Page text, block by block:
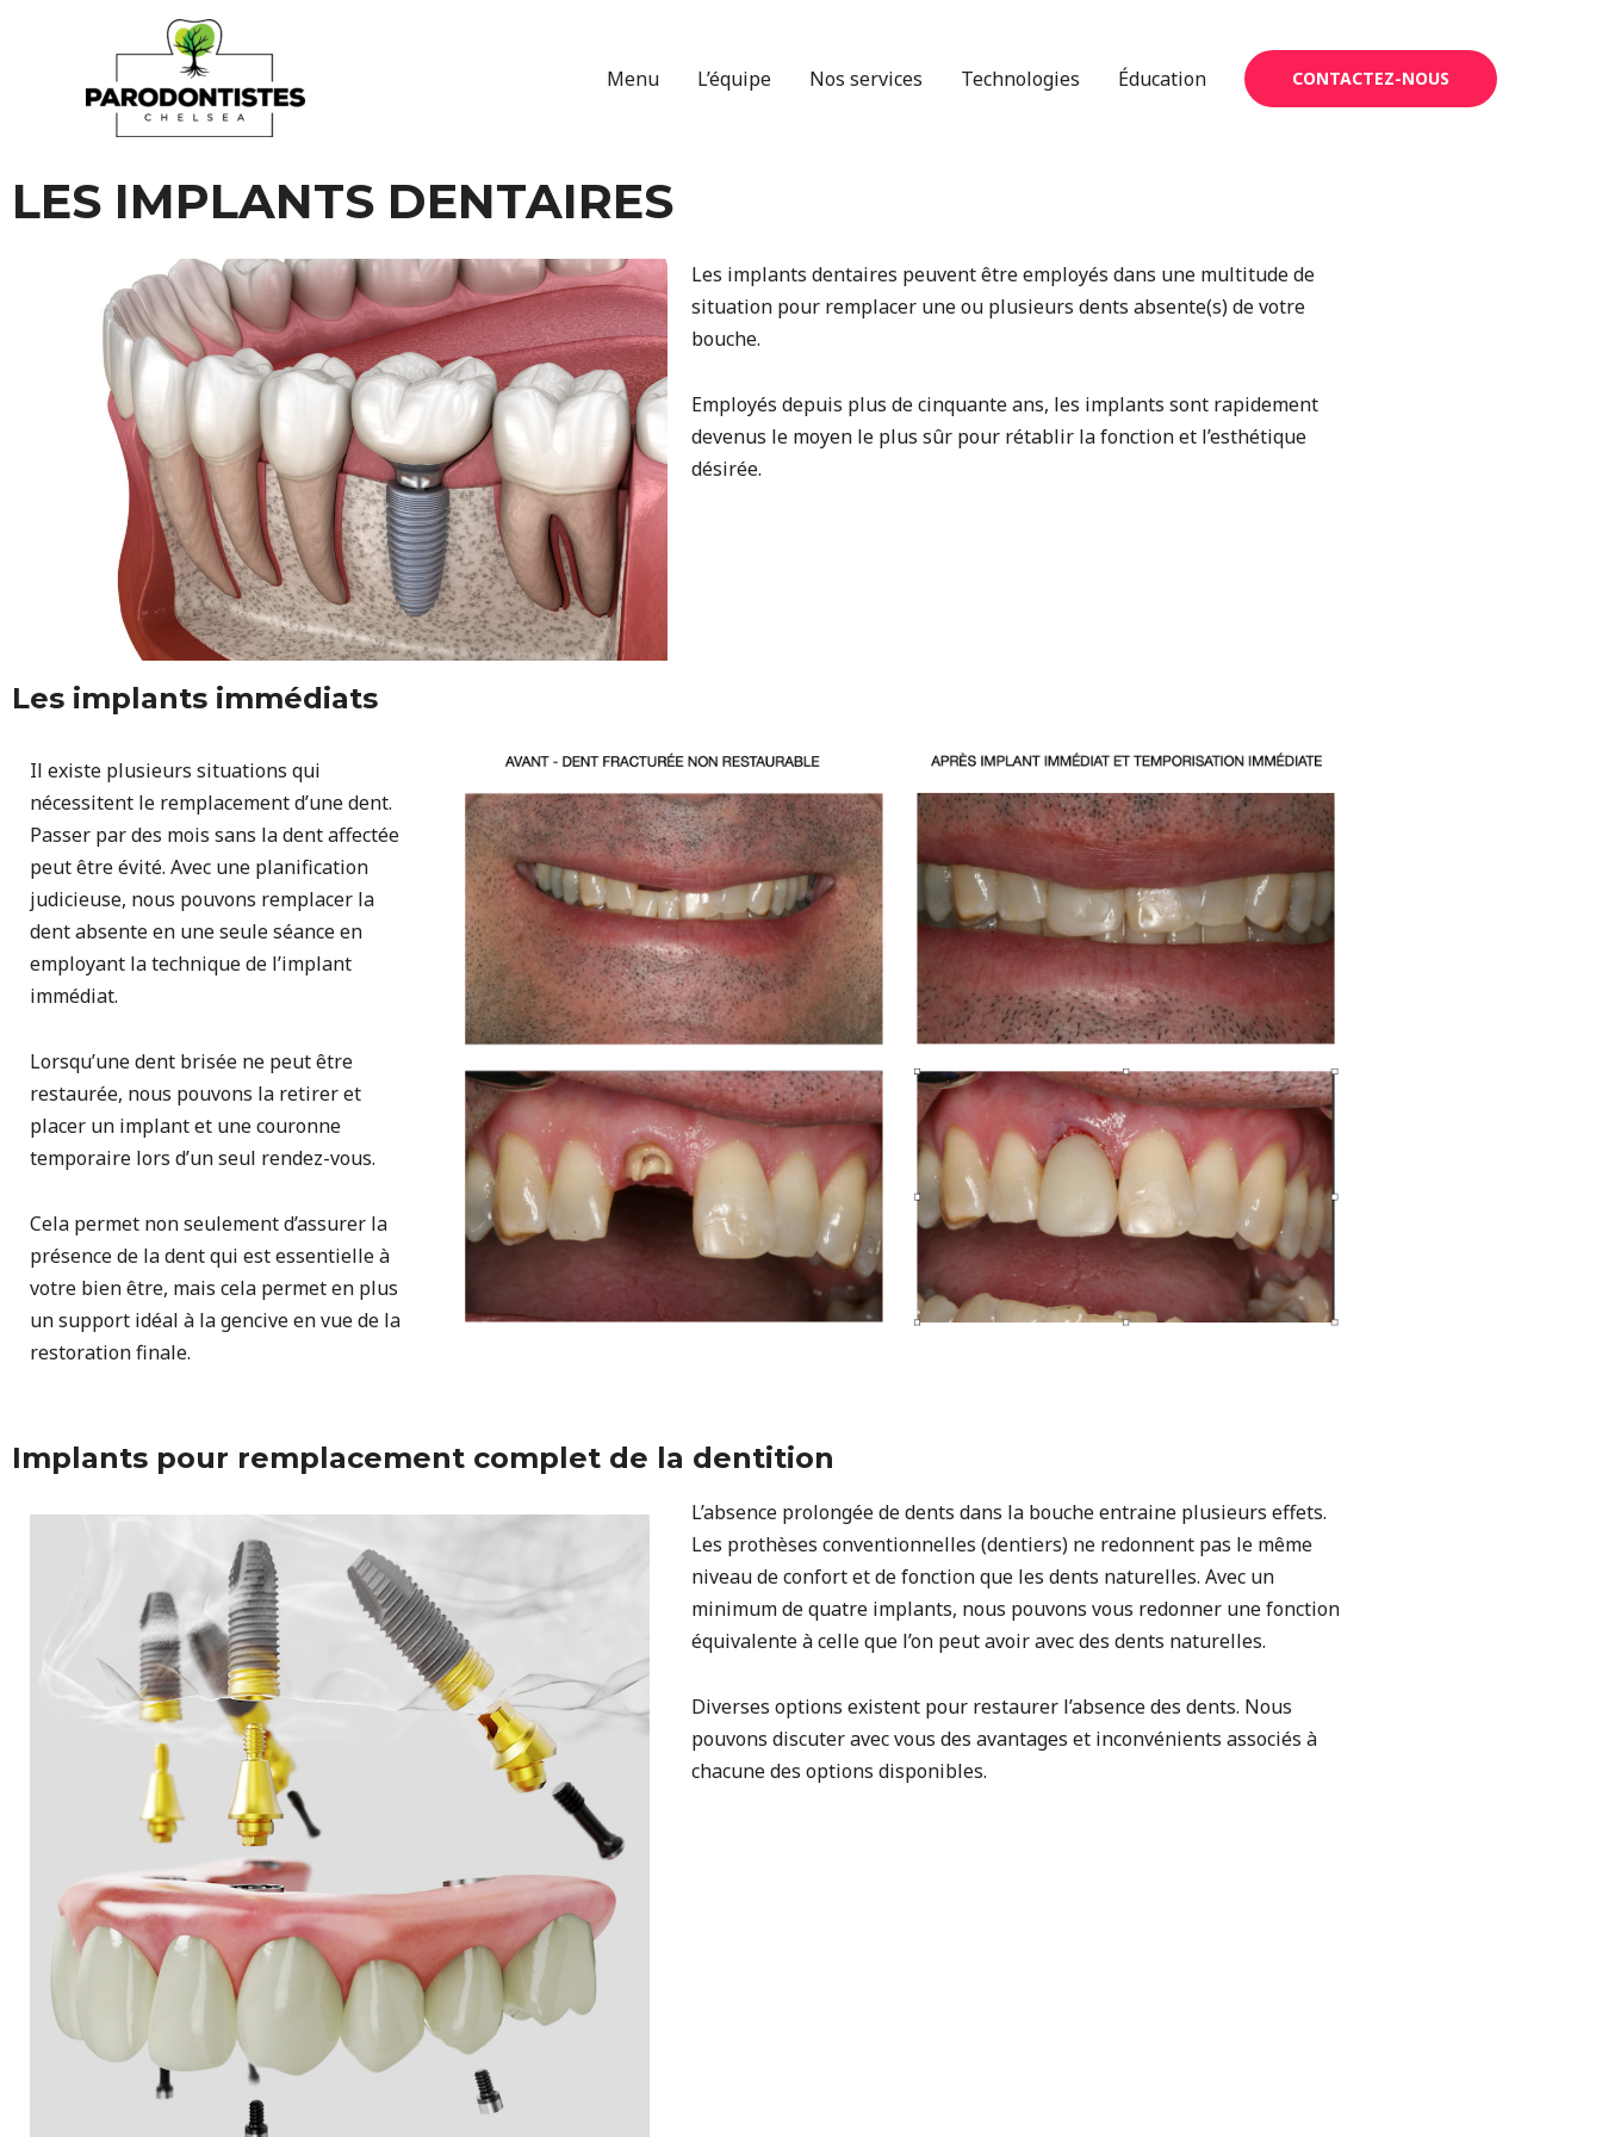
Menu L’équipe Nos services Technologies Éducation CONTACTEZ-NOUS
LES IMPLANTS DENTAIRES
Les implants dentaires peuvent être employés dans une multitude de
situation pour remplacer une ou plusieurs dents absente(s) de votre
bouche.
Employés depuis plus de cinquante ans, les implants sont rapidement
devenus le moyen le plus sûr pour rétablir la fonction et l’esthétique
désirée.
Les implants immédiats
Il existe plusieurs situations qui
nécessitent le remplacement d’une dent.
Passer par des mois sans la dent affectée
peut être évité. Avec une planification
judicieuse, nous pouvons remplacer la
dent absente en une seule séance en
employant la technique de l’implant
immédiat.
Lorsqu’une dent brisée ne peut être
restaurée, nous pouvons la retirer et
placer un implant et une couronne
temporaire lors d’un seul rendez-vous.
Cela permet non seulement d’assurer la
présence de la dent qui est essentielle à
votre bien être, mais cela permet en plus
un support idéal à la gencive en vue de la
restoration finale.
Implants pour remplacement complet de la dentition
L’absence prolongée de dents dans la bouche entraine plusieurs effets.
Les prothèses conventionnelles (dentiers) ne redonnent pas le même
niveau de confort et de fonction que les dents naturelles. Avec un
minimum de quatre implants, nous pouvons vous redonner une fonction
équivalente à celle que l’on peut avoir avec des dents naturelles.
Diverses options existent pour restaurer l’absence des dents. Nous
pouvons discuter avec vous des avantages et inconvénients associés à
chacune des options disponibles.